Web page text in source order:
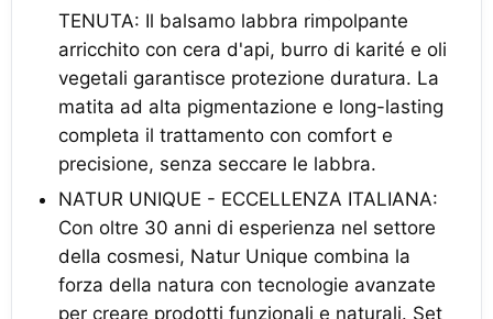
TENUTA: Il balsamo labbra rimpolpante
arricchito con cera d'api, burro di karité e oli
vegetali garantisce protezione duratura. La
matita ad alta pigmentazione e long-lasting
completa il trattamento con comfort e
precisione, senza seccare le labbra.
NATUR UNIQUE - ECCELLENZA ITALIANA:
Con oltre 30 anni di esperienza nel settore
della cosmesi, Natur Unique combina la
forza della natura con tecnologie avanzate
per creare prodotti funzionali e naturali. Set